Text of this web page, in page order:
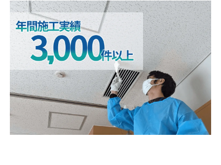
カビ対策と空気質改善の具体的な方法
ＭＩＳＴ工法®カビバスターズにお任せを
おわりに：健康で快適な住まいを守るために